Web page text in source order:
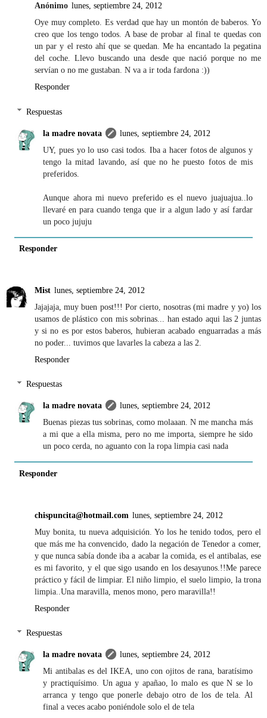
Anónimo lunes, septiembre 24, 2012
Oye muy completo. Es verdad que hay un montón de baberos. Yo
creo que los tengo todos. A base de probar al final te quedas con
un par y el resto ahí que se quedan. Me ha encantado la pegatina
del coche. Llevo buscando una desde que nació porque no me
servían o no me gustaban. N va a ir toda fardona :))
Responder
Respuestas
la madre novata
lunes, septiembre 24, 2012
UY, pues yo lo uso casi todos. Iba a hacer fotos de algunos y
tengo la mitad lavando, así que no he puesto fotos de mis
preferidos.
Aunque ahora mi nuevo preferido es el nuevo juajuajua..lo
llevaré en para cuando tenga que ir a algun lado y así fardar
un poco jujuju
Responder
Mist lunes, septiembre 24, 2012
Jajajaja, muy buen post!!! Por cierto, nosotras (mi madre y yo) los
usamos de plástico con mis sobrinas... han estado aqui las 2 juntas
y si no es por estos baberos, hubieran acabado enguarradas a más
no poder... tuvimos que lavarles la cabeza a las 2.
Responder
Respuestas
la madre novata
lunes, septiembre 24, 2012
Buenas piezas tus sobrinas, como molaaan. N me mancha más
a mi que a ella misma, pero no me importa, siempre he sido
un poco cerda, no aguanto con la ropa limpia casi nada
Responder
chispuncita@hotmail.com lunes, septiembre 24, 2012
Muy bonita, tu nueva adquisición. Yo los he tenido todos, pero el
que más me ha convencido, dado la negación de Tenedor a comer,
y que nunca sabía donde iba a acabar la comida, es el antibalas, ese
es mi favorito, y el que sigo usando en los desayunos.!!Me parece
práctico y fácil de limpiar. El niño limpio, el suelo limpio, la trona
limpia..Una maravilla, menos mono, pero maravilla!!
Responder
Respuestas
la madre novata
lunes, septiembre 24, 2012
Mi antibalas es del IKEA, uno con ojitos de rana, baratísimo
y practiquísimo. Un agua y apañao, lo malo es que N se lo
arranca y tengo que ponerle debajo otro de los de tela. Al
final a veces acabo poniéndole solo el de tela